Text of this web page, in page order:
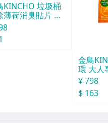
KINCHO 垃圾桶
薄荷消臭貼片 約
金鳥
環 大人
¥ 798
$ 163